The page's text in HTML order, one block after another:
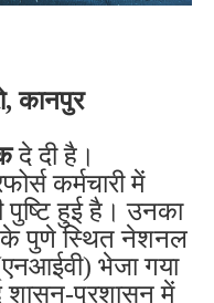
कानपुर
दे दी है।
कर्मचारी में
हुई है। उनका
के पुणे स्थित नेशनल
भेजा गया
शासन-प्रशासन में